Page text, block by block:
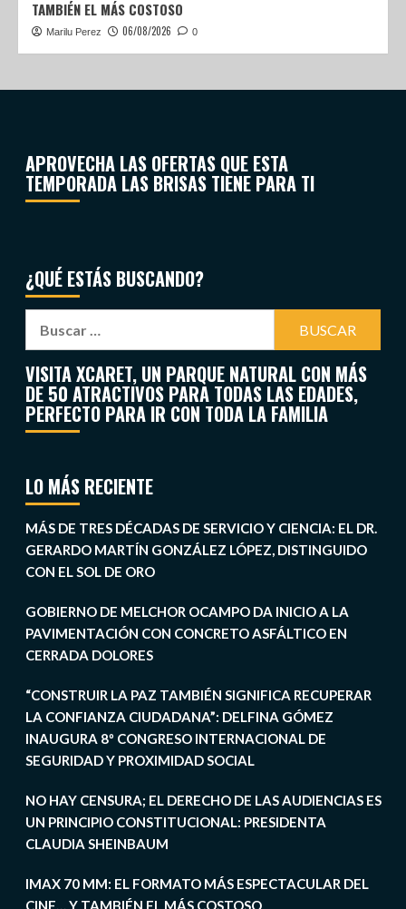
TAMBIÉN EL MÁS COSTOSO
Marilu Perez 06/08/2026 0
APROVECHA LAS OFERTAS QUE ESTA
TEMPORADA LAS BRISAS TIENE PARA TI
¿QUÉ ESTÁS BUSCANDO?
VISITA XCARET, UN PARQUE NATURAL CON MÁS
DE 50 ATRACTIVOS PARA TODAS LAS EDADES,
PERFECTO PARA IR CON TODA LA FAMILIA
LO MÁS RECIENTE
MÁS DE TRES DÉCADAS DE SERVICIO Y CIENCIA: EL DR.
GERARDO MARTÍN GONZÁLEZ LÓPEZ, DISTINGUIDO
CON EL SOL DE ORO
GOBIERNO DE MELCHOR OCAMPO DA INICIO A LA
PAVIMENTACIÓN CON CONCRETO ASFÁLTICO EN
CERRADA DOLORES
“CONSTRUIR LA PAZ TAMBIÉN SIGNIFICA RECUPERAR
LA CONFIANZA CIUDADANA”: DELFINA GÓMEZ
INAUGURA 8º CONGRESO INTERNACIONAL DE
SEGURIDAD Y PROXIMIDAD SOCIAL
NO HAY CENSURA; EL DERECHO DE LAS AUDIENCIAS ES
UN PRINCIPIO CONSTITUCIONAL: PRESIDENTA
CLAUDIA SHEINBAUM
IMAX 70 MM: EL FORMATO MÁS ESPECTACULAR DEL
CINE… Y TAMBIÉN EL MÁS COSTOSO